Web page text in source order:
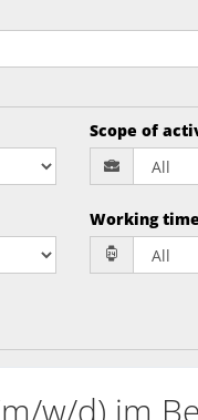
Scope of
Working
w/d) im